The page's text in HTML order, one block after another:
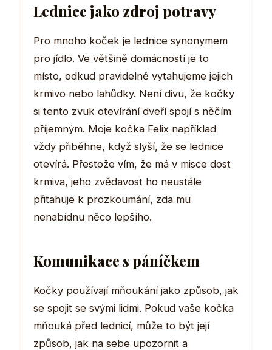
Lednice jako zdroj potravy
Pro mnoho koček je lednice synonymem
pro jídlo. Ve většině domácností je to
místo, odkud pravidelně vytahujeme jejich
krmivo nebo lahůdky. Není divu, že kočky
si tento zvuk otevírání dveří spojí s něčím
příjemným. Moje kočka Felix například
vždy přiběhne, když slyší, že se lednice
otevírá. Přestože vím, že má v misce dost
krmiva, jeho zvědavost ho neustále
přitahuje k prozkoumání, zda mu
nenabídnu něco lepšího.
Komunikace s páníčkem
Kočky používají mňoukání jako způsob, jak
se spojit se svými lidmi. Pokud vaše kočka
mňouká před lednicí, může to být její
způsob, jak na sebe upozornit a